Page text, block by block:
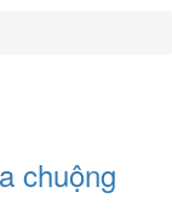
chuộng